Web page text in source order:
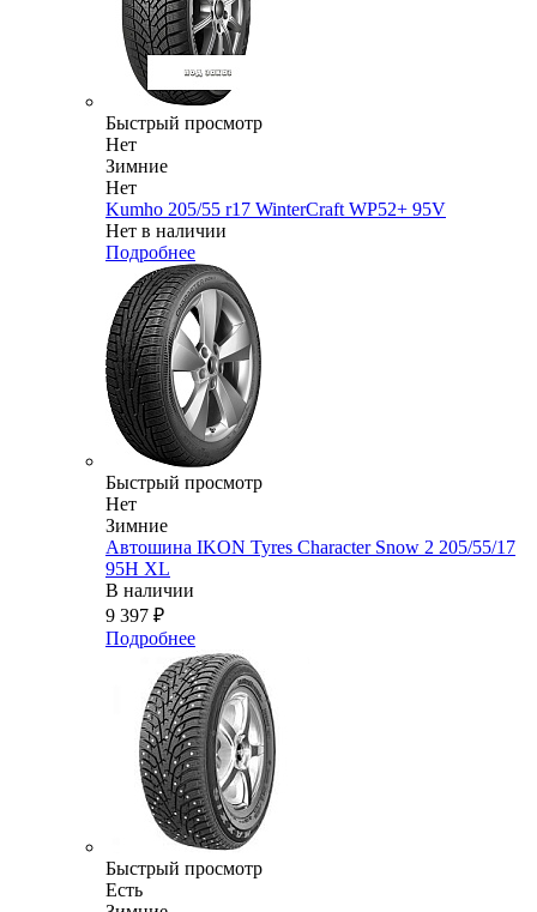
Быстрый просмотр
Нет
Зимние
Нет
Kumho 205/55 r17 WinterCraft WP52+ 95V
Нет в наличии
Подробнее
Быстрый просмотр
Нет
Зимние
Автошина IKON Tyres Character Snow 2 205/55/17
95H XL
В наличии
9 397 ₽
Подробнее
Быстрый просмотр
Есть